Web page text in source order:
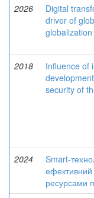
2026
Digital
driver of
globalization
2018
Influence of
security of
2024
Smart-
ефективний
ресурсами